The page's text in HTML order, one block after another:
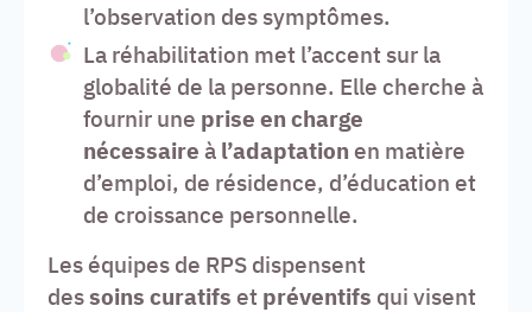
l’observation des symptômes.
La réhabilitation met l’accent sur la
globalité de la personne. Elle cherche à
fournir une prise en charge
nécessaire à l’adaptation en matière
d’emploi, de résidence, d’éducation et
de croissance personnelle.
Les équipes de RPS dispensent
dessoins curatifs et préventifs qui visent